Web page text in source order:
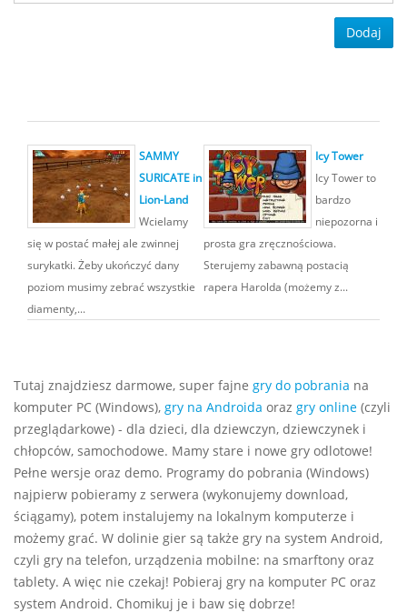
Dodaj
SAMMY
SURICATE in
Lion-Land
Wcielamy
się w postać małej ale zwinnej
surykatki. Żeby ukończyć dany
poziom musimy zebrać wszystkie
diamenty,...
Icy Tower
Icy Tower to
bardzo
niepozorna i
prosta gra zręcznościowa.
Sterujemy zabawną postacią
rapera Harolda (możemy z...
Tutaj znajdziesz darmowe, super fajne gry do pobrania na
komputer PC (Windows), gry na Androida oraz gry online (czyli
przeglądarkowe) - dla dzieci, dla dziewczyn, dziewczynek i
chłopców, samochodowe. Mamy stare i nowe gry odlotowe!
Pełne wersje oraz demo. Programy do pobrania (Windows)
najpierw pobieramy z serwera (wykonujemy download,
ściągamy), potem instalujemy na lokalnym komputerze i
możemy grać. W dolinie gier są także gry na system Android,
czyli gry na telefon, urządzenia mobilne: na smarftony oraz
tablety. A więc nie czekaj! Pobieraj gry na komputer PC oraz
system Android. Chomikuj je i baw się dobrze!